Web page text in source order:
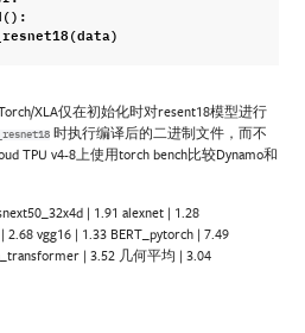
():
(data)
XLA仅在初始化时对resent18模型进行
时执行编译后的二进制文件，而不
TPU v4-8上使用torch bench比较Dynamo和
| 1.91 alexnet | 1.28
vgg16 | 1.33 BERT_pytorch | 7.49
| 3.52 几何平均 | 3.04